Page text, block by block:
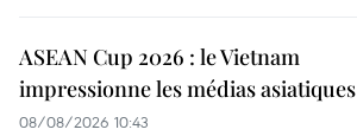
ASEAN Cup 2026 : le Vietnam
impressionne les médias asiatiques
08/08/2026 10:43